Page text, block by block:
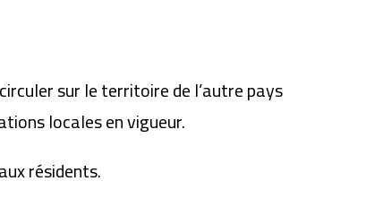
sur le territoire de l’autre pays
locales en vigueur.
résidents.